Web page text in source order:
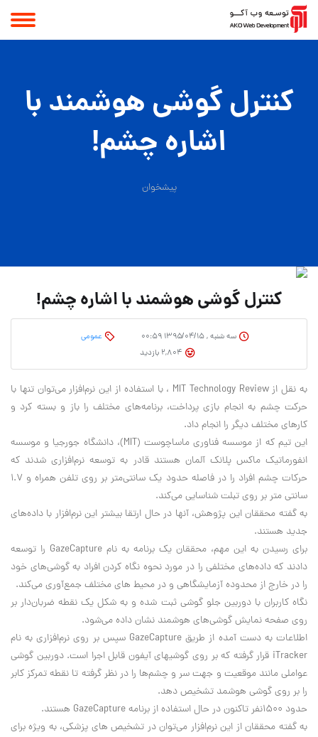
کنترل گوشی‌ هوشمند با
اشاره چشم!
پیشخوان
کنترل گوشی‌ هوشمند با اشاره چشم!
سه شنبه , ۱۳۹۵/۰۴/۱۵ ۰۰:۵۹
عمومی
به نقل از MIT Technology Review ، با استفاده از این نرم‌افزار می‌توان تنها با
حرکت چشم به انجام بازی پرداخت، برنامه‌های مختلف را باز و بسته کرد و
کارهای مختلف دیگر را انجام داد.
این تیم که از موسسه فناوری ماساچوست (MIT)، دانشگاه جورجیا و موسسه
انفورماتیک ماکس پلانک آلمان هستند قادر به توسعه نرم‌افزاری شدند که
حرکات چشم افراد را در فاصله حدود یک سانتی‌متر بر روی تلفن همراه و ۱.۷
سانتی متر بر روی تبلت شناسایی می‌کند.
به گفته محققان این پژوهش، آنها در حال ارتقا بیشتر این نرم‌افزار با داده‌های
جدید هستند.
برای رسیدن به این مهم، محققان یک برنامه به نام GazeCapture را توسعه
دادند که داده‌های مختلفی را در مورد نحوه نگاه کردن افراد به گوشی‌های خود
را در خارج از محدوده آزمایشگاهی و در محیط های مختلف جمع‌آوری می‌کند.
نگاه کاربران با دوربین جلو گوشی ثبت شده و به شکل یک نقطه ضربان‌دار بر
روی صفحه نمایش گوشی‌های هوشمند نشان داده می‌شود.
اطلاعات به دست آمده از طریق GazeCapture سپس بر روی نرم‌افزاری به نام
iTracker قرار گرفته که بر روی گوشیهای آیفون قابل اجرا است. دوربین گوشی
عواملی مانند موقعیت و جهت سر و چشم‌ها را در نظر گرفته تا نقطه تمرکز کابر
را بر روی گوشی هوشمد تشخیص دهد.
حدود ۱۵۰۰نفر تاکنون در حال استفاده از برنامه GazeCapture هستند.
به گفته محققان از این نرم‌افزار می‌توان در تشخیص های پزشکی، به ویژه برای